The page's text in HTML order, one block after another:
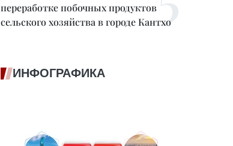
переработке побочных продуктов
сельского хозяйства в городе Кантхо
ИНФОГРАФИКА